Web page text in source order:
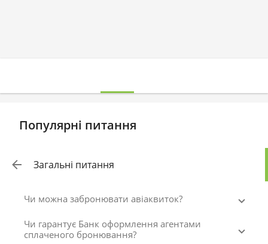
Популярні питання
Загальні питання
Чи можна забронювати авіаквиток?
Чи гарантує Банк оформлення агентами
сплаченого бронювання?